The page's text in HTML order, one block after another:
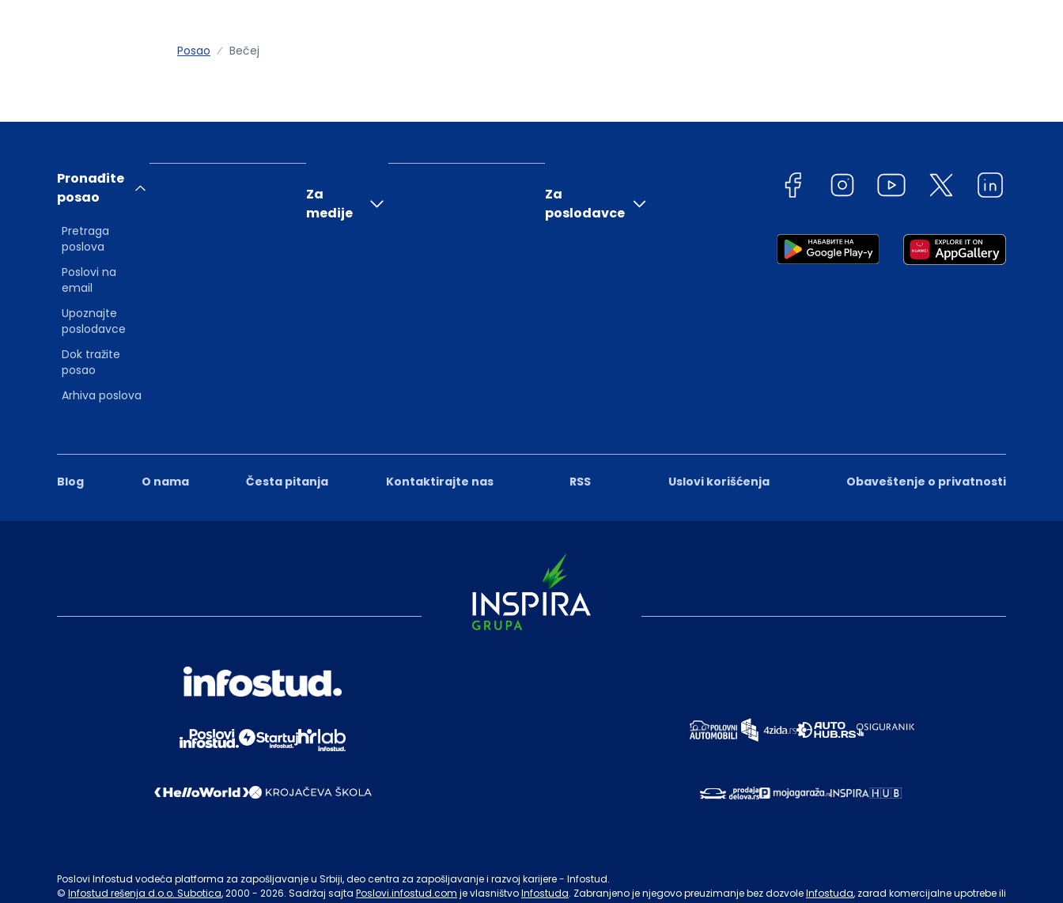
Posao Bečej
Blog O nama Česta pitanja Kontaktirajte nas RSS Uslovi korišćenja Obaveštenje o privatnosti
Pronađite
posao
Pretraga
poslova
Poslovi na
email
Upoznajte
poslodavce
Dok tražite
posao
Arhiva poslova
Za
medije
Za
poslodavce
Poslovi Infostud vodeća platforma za zapošljavanje u Srbiji, deo centra za zapošljavanje i razvoj karijere - Infostud.
© Infostud rešenja d.o.o. Subotica, 2000 - 2026. Sadržaj sajta Poslovi.infostud.com je vlasništvoInfostuda. Zabranjeno je njegovo preuzimanje bez dozvoleInfostuda, zarad komercijalne upotrebe ili